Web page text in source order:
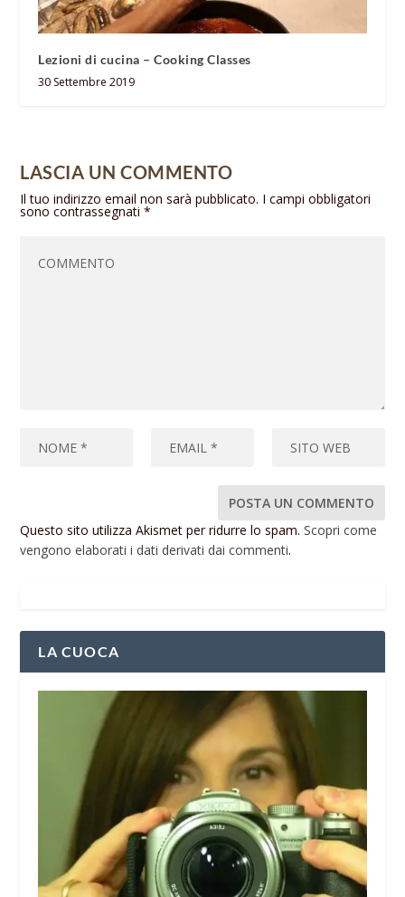
Lezioni di cucina – Cooking Classes
30 Settembre 2019
LASCIA UN COMMENTO
Il tuo indirizzo email non sarà pubblicato. I campi obbligatori
sono contrassegnati*
Questo sito utilizza Akismet per ridurre lo spam.Scopri come
vengono elaborati i dati derivati dai commenti.
LA CUOCA